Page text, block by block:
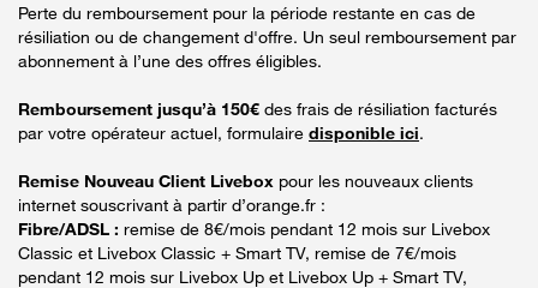
Perte du remboursement pour la période restante en cas de
résiliation ou de changement d'offre. Un seul remboursement par
abonnement à l’une des offres éligibles.
Remboursement jusqu’à 150€ des frais de résiliation facturés
par votre opérateur actuel, formulaire disponible ici.
Remise Nouveau Client Livebox pour les nouveaux clients
internet souscrivant à partir d’orange.fr :
Fibre/ADSL : remise de 8€/mois pendant 12 mois sur Livebox
Classic et Livebox Classic + Smart TV, remise de 7€/mois
pendant 12 mois sur Livebox Up et Livebox Up + Smart TV,